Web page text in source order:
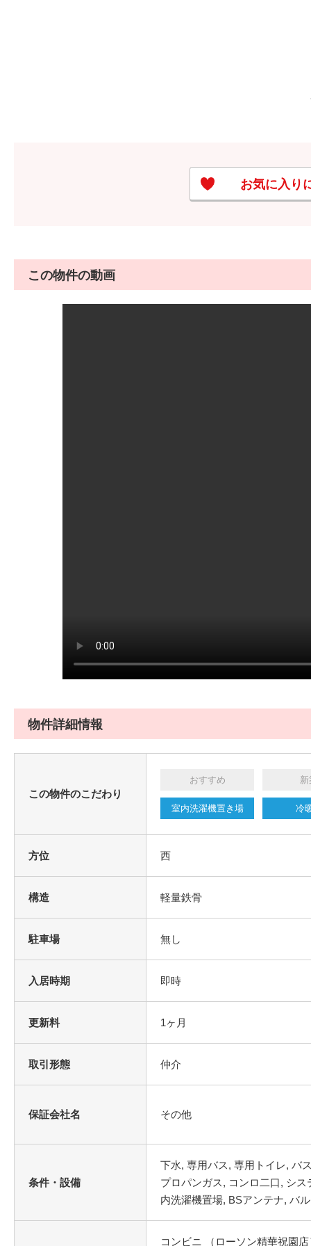
お気に入り
この物件の動画
物件詳細情報
この物件のこだわり
おすすめ 新
室内洗濯機置き場 冷
方位 西
構造 軽量鉄骨
駐車場 無し
入居時期 即時
更新料 1ヶ月
取引形態 仲介
保証会社名 その他
条件・設備
コンビニ （ローソン精華祝園